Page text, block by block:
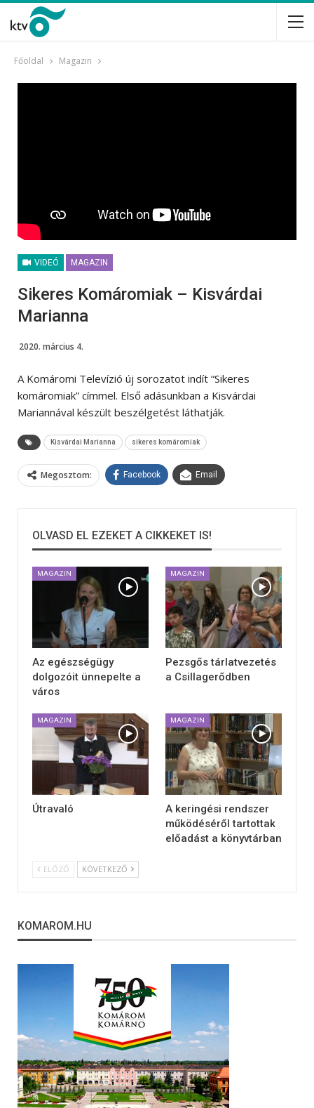
Főoldal Magazin
VIDEÓ MAGAZIN
Sikeres Komáromiak – Kisvárdai
Marianna
2020. március 4.
A Komáromi Televízió új sorozatot indít “Sikeres
komáromiak” címmel. Első adásunkban a Kisvárdai
Mariannával készült beszélgetést láthatják.
Kisvárdai Marianna sikeres komáromiak
Megosztom: Facebook Email
OLVASD EL EZEKET A CIKKEKET IS!
MAGAZIN
Az egészségügy
dolgozóit ünnepelte a
város
MAGAZIN
Pezsgős tárlatvezetés
a Csillagerődben
MAGAZIN
Útravaló
MAGAZIN
A keringési rendszer
működéséről tartottak
előadást a könyvtárban
ELŐZŐ KÖVETKEZŐ
KOMAROM.HU